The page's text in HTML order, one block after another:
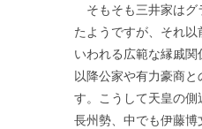
そもそも三井家はグ
たようですが、それ以
いわれる広範な縁戚
以降公家や有力豪商と
す。こうして天皇の
長州勢、中でも伊藤